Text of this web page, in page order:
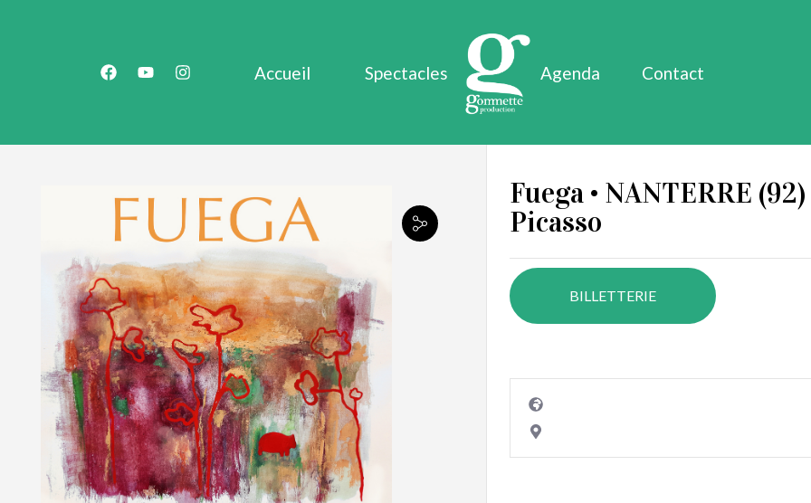
Accueil Spectacles Agenda Contact
Fuega • NANTERRE
Picasso
BILLETTERIE